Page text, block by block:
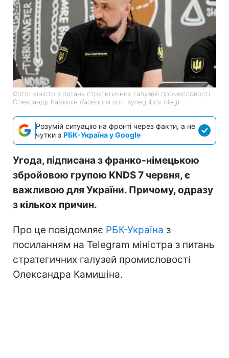
Фото: міністр з питань стратегичних галузей промисловості
Олександр Камишін (facebook com synegubov oleg)
Розумій ситуацію на фронті через факти, а не
чутки з РБК-Україна у Google
Угода, підписана з франко-німецькою
збройовою групою KNDS 7 червня, є
важливою для України. Причому, одразу
з кількох причин.
Про це повідомляє РБК-Україна з
посиланням на Telegram міністра з питань
стратегичних галузей промисловості
Олександра Камишіна.